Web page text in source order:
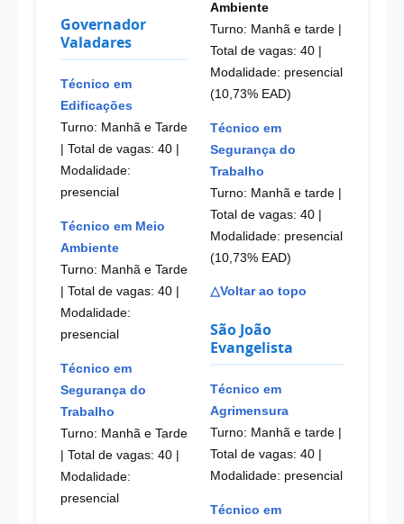
Governador
Valadares
Técnico em
Edificações
Turno: Manhã e Tarde
| Total de vagas: 40
Modalidade:
presencial
Técnico em Meio
Ambiente
Turno: Manhã e Tarde
| Total de vagas: 40
Modalidade:
presencial
Técnico em
Segurança do
Trabalho
Turno: Manhã e Tarde
| Total de vagas: 40
Modalidade:
presencial
Ambiente
Turno: Manhã e tarde |
Total de vagas: 40
Modalidade: presencial
(10,73% EAD)
Técnico em
Segurança do
Trabalho
Turno: Manhã e tarde |
Total de vagas: 40
Modalidade: presencial
(10,73% EAD)
△Voltar ao topo
São João
Evangelista
Técnico em
Agrimensura
Turno: Manhã e tarde |
Total de vagas: 40
Modalidade: presencial
Técnico em